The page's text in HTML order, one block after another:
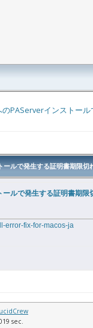
PAServerインストー
ルで発生する証明書期限切
で発生する証明書期限
error-fix-for-macos-ja
sec.